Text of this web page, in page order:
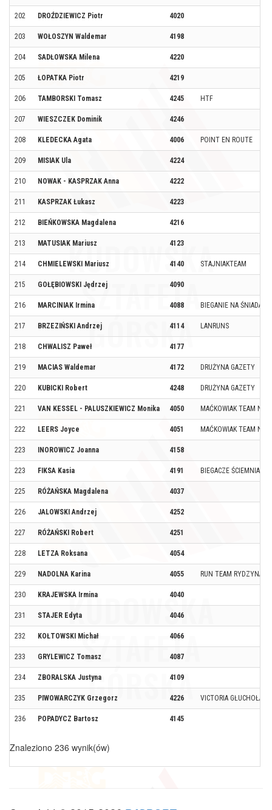
202 DROŹDZIEWICZ Piotr 4020
203 WOŁOSZYN Waldemar 4198
204 SADŁOWSKA Milena 4220
205 ŁOPATKA Piotr 4219
206 TAMBORSKI Tomasz 4245 HTF
207 WIESZCZEK Dominik 4246
208 KLEDECKA Agata 4006 POINT EN ROUTE
209 MISIAK Ula 4224
210 NOWAK - KASPRZAK Anna 4222
211 KASPRZAK Łukasz 4223
212 BIEŃKOWSKA Magdalena 4216
213 MATUSIAK Mariusz 4123
214 CHMIELEWSKI Mariusz 4140 STAJNIAKTEAM
215 GOŁĘBIOWSKI Jędrzej 4090
216 MARCINIAK Irmina 4088 BIEGANIE NA ŚNIADANIE
217 BRZEZIŃSKI Andrzej 4114 LANRUNS
218 CHWALISZ Paweł 4177
219 MACIAS Waldemar 4172 DRUŻYNA GAZETY
220 KUBICKI Robert 4248 DRUŻYNA GAZETY
221 VAN KESSEL - PALUSZKIEWICZ Monika 4050 MAĆKOWIAK TEAM NL
222 LEERS Joyce 4051 MAĆKOWIAK TEAM NL
223 INOROWICZ Joanna 4158
223 FIKSA Kasia 4191 BIEGACZE ŚCIEMNIACZE
225 RÓŻAŃSKA Magdalena 4037
226 JALOWSKI Andrzej 4252
227 RÓŻAŃSKI Robert 4251
228 LETZA Roksana 4054
229 NADOLNA Karina 4055 RUN TEAM RYDZYNA
230 KRAJEWSKA Irmina 4040
231 STAJER Edyta 4046
232 KOŁTOWSKI Michał 4066
233 GRYLEWICZ Tomasz 4087
234 ZBORALSKA Justyna 4109
235 PIWOWARCZYK Grzegorz 4226 VICTORIA GŁUCHOŁAZY
236 POPADYCZ Bartosz 4145
Znaleziono 236 wynik(ów)